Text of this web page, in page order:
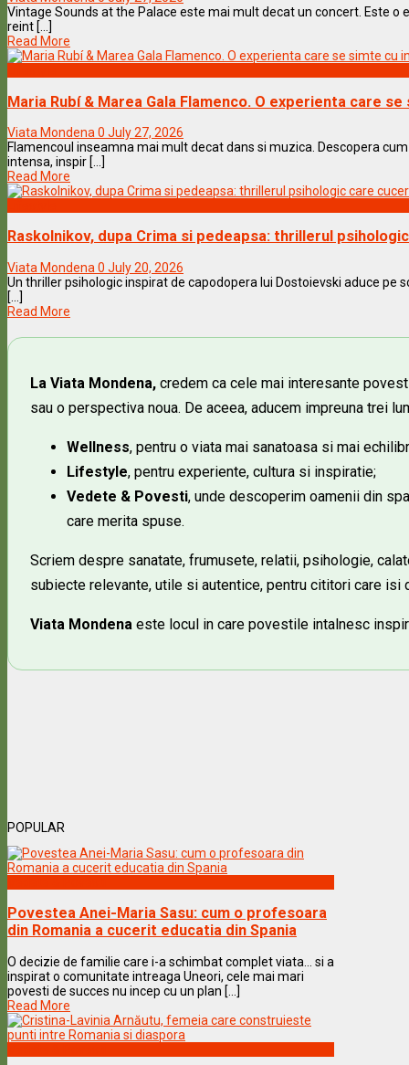
Vintage Sounds at the Palace este mai mult decat un concert. Este
reint [...]
Read More
Maria Rubí & Marea Gala Flamenco. O experienta care
Viata Mondena 0 July 27, 2026
Flamencoul inseamna mai mult decat dans si muzica. Descopera
intensa, inspir [...]
Read More
Raskolnikov, dupa Crima si pedeapsa: thrillerul
Viata Mondena 0 July 20, 2026
Un thriller psihologic inspirat de capodopera lui Dostoievski aduce pe
[...]
Read More
La Viata Mondena, credem ca cele mai interesante
sau o perspectiva noua. De aceea, aducem impreuna trei
Wellness, pentru o viata mai sanatoasa si mai
Lifestyle, pentru experiente, cultura si inspiratie;
Vedete & Povesti, unde descoperim oamenii din
care merita spuse.
Scriem despre sanatate, frumusete, relatii, psihologie,
subiecte relevante, utile si autentice, pentru cititori care
Viata Mondena este locul in care povestile intalnesc
POPULAR
Povestea Anei-Maria Sasu: cum o profesoara
din Romania a cucerit educatia din Spania
O decizie de familie care i-a schimbat complet viata… si a
inspirat o comunitate intreaga Uneori, cele mai mari
povesti de succes nu incep cu un plan [...]
Read More